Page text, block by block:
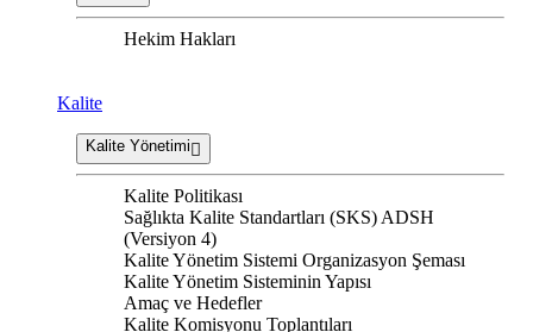
Hekim Hakları
Kalite
Kalite Yönetimi
Kalite Politikası
Sağlıkta Kalite Standartları (SKS) ADSH
(Versiyon 4)
Kalite Yönetim Sistemi Organizasyon Şeması
Kalite Yönetim Sisteminin Yapısı
Amaç ve Hedefler
Kalite Komisyonu Toplantıları